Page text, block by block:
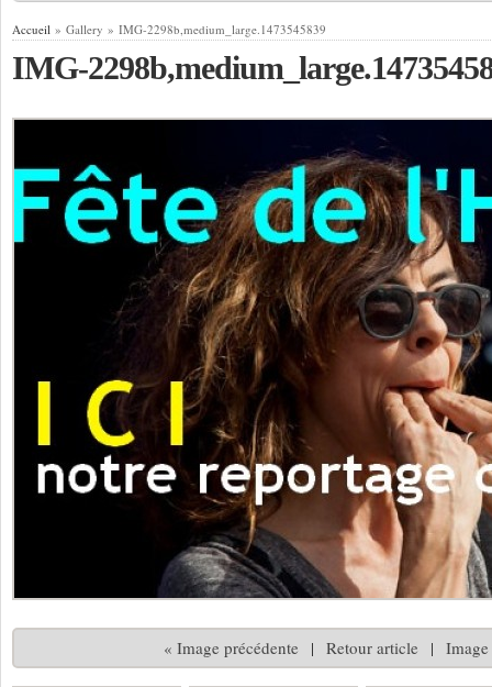
Accueil » Gallery » IMG-2298b,medium_large.1473545839
IMG-
« Image précédente | Retour article |